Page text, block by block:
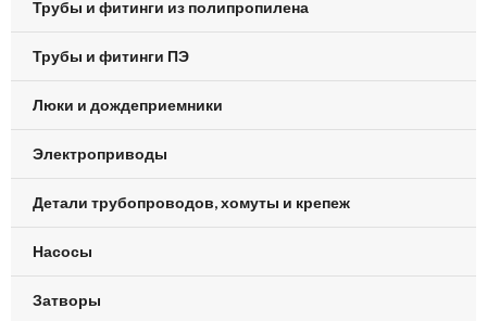
Трубы и фитинги из полипропилена
Трубы и фитинги ПЭ
Люки и дождеприемники
Электроприводы
Детали трубопроводов, хомуты и крепеж
Насосы
Затворы